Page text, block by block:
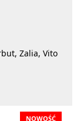
Zalia, Vito